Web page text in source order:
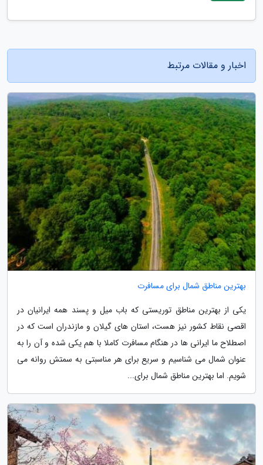
اخبار و مقالات مرتبط
بهترین مناطق شمال برای مسافرت
یکی از بهترین مناطق توریستی که باب میل و پسند همه ایرانیان در
اقصی نقاط کشور نیز هست، استان های گیلان و مازندران است که در
اصطلاح ما ایرانی ها در هنگام مسافرت کاملا با هم یکی شده و آن را به
عنوان شمال می شناسیم و سریع برای هر مناسبتی به سمتش روانه می
شویم. اما بهترین مناطق شمال برای...